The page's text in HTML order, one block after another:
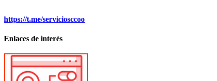
https://t.me/serviciosccoo
Enlaces de interés